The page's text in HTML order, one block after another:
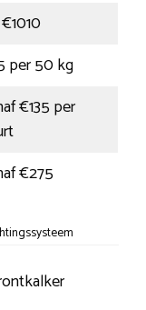
per 50 kg
€135 per
€275